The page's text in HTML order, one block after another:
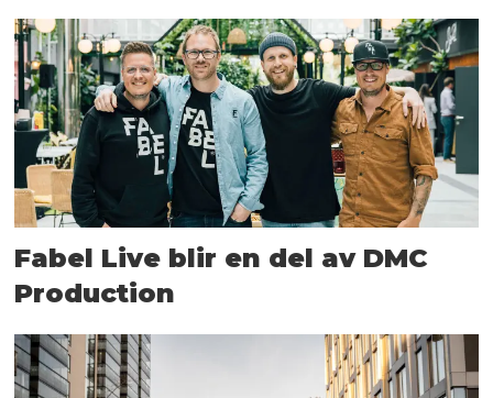
Fabel Live blir en del av DMC
Production